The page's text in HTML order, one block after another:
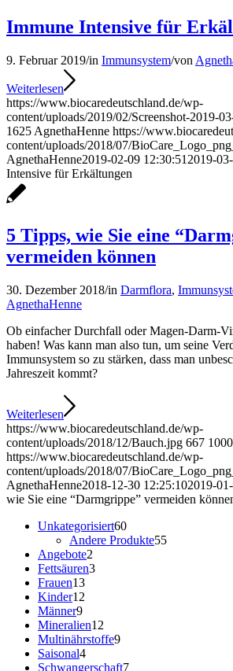
Immune Intensive für
9. Februar 2019/in Immunsystem/von
Weiterlesen
https://www.biocaredeutschland.de/wp-
content/uploads/2019/02/Screenshot-2019-
1625 AgnethaHenne https://
content/uploads/2018/07/
AgnethaHenne2019-02-09 12:30:51 2019-
Intensive für Erkältungen
5 Tipps, wie Sie eine
vermeiden können
30. Dezember 2018/in Darmflora,
AgnethaHenne
Ob einfacher Durchfall oder Magen-Darm-
haben! Was kann man also tun, um seine
Immunsystem so zu stärken, dass man
Jahreszeit kommt?
Weiterlesen
https://www.biocaredeutschland.de/wp-
content/uploads/2018/12/Bauch.jpg 667 1000
https://www.biocaredeutschland.de/wp-
content/uploads/2018/07/
AgnethaHenne2018-12-30 12:25:102019-
wie Sie eine “Darmgrippe” vermeiden
Unkategorisiert6060
Produkte
Andere Produkte5555
Angebote2
Produkte
Fettsäuren33
Frauen1313
Kinder12
Männer99
Produkte
Mineralien12
Produkte
Multinährstoffe99
Saisonal44
Produkte
Schwangerschaft77